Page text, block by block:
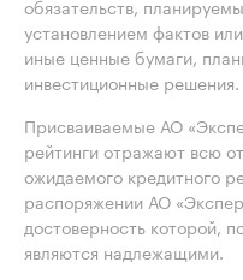
обязательств,
установлением фактов
иные ценные бумаги,
инвестиционные решения.
Присваиваемые АО
рейтинги отражают всю
ожидаемого кредитного
распоряжении АО
достоверность которой,
являются надлежащими.